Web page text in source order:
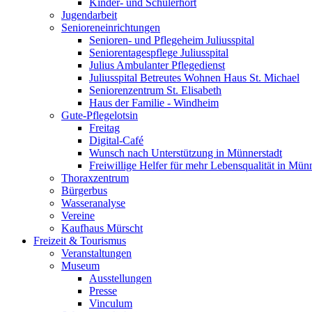
Kinder- und Schülerhort
Jugendarbeit
Senioreneinrichtungen
Senioren- und Pflegeheim Juliusspital
Seniorentagespflege Juliusspital
Julius Ambulanter Pflegedienst
Juliusspital Betreutes Wohnen Haus St. Michael
Seniorenzentrum St. Elisabeth
Haus der Familie - Windheim
Gute-Pflegelotsin
Freitag
Digital-Café
Wunsch nach Unterstützung in Münnerstadt
Freiwillige Helfer für mehr Lebensqualität in
Thoraxzentrum
Bürgerbus
Wasseranalyse
Vereine
Kaufhaus Mürscht
Freizeit & Tourismus
Veranstaltungen
Museum
Ausstellungen
Presse
Vinculum